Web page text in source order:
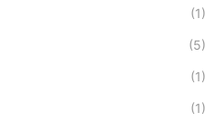
(1)
(5)
(1)
(1)